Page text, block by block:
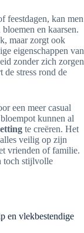
feestdagen, kan men
en kaarsen.
maar zorgt ook
eigenschappen van
zonder zich zorgen
stress rond de
een meer casual
kunnen al
te creëren. Het
veilig op zijn
vrienden of familie.
toch stijlvolle
en vlekbestendige